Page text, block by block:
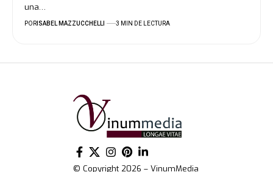
una…
POR ISABEL MAZZUCCHELLI 3 MIN DE LECTURA
© Copyright 2026 – VinumMedia